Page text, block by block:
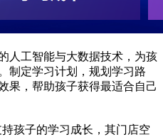
人工智能与大数据技术，为孩
制定学习计划，规划学习路
果，帮助孩子获得最适合自己
孩子的学习成长，其门店空